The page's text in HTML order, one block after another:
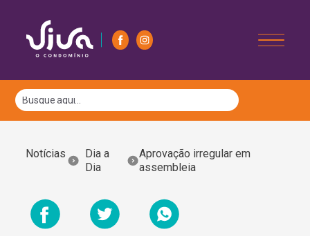
Notícias
Dia a
Dia
Aprovação irregular em
assembleia